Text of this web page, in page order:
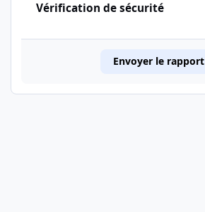
Vérification de sécurité
Envoyer le rapport